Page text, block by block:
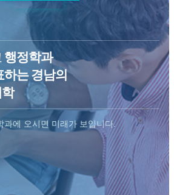
행정학과
하는 경남의
과에 오시면 미래가 보입니다.